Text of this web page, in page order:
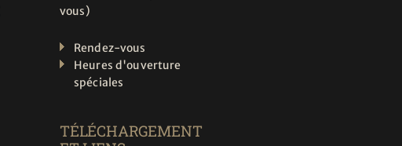
vous)
Rendez-vous
Heures d'ouverture
spéciales
TÉLÉCHARGEMENT